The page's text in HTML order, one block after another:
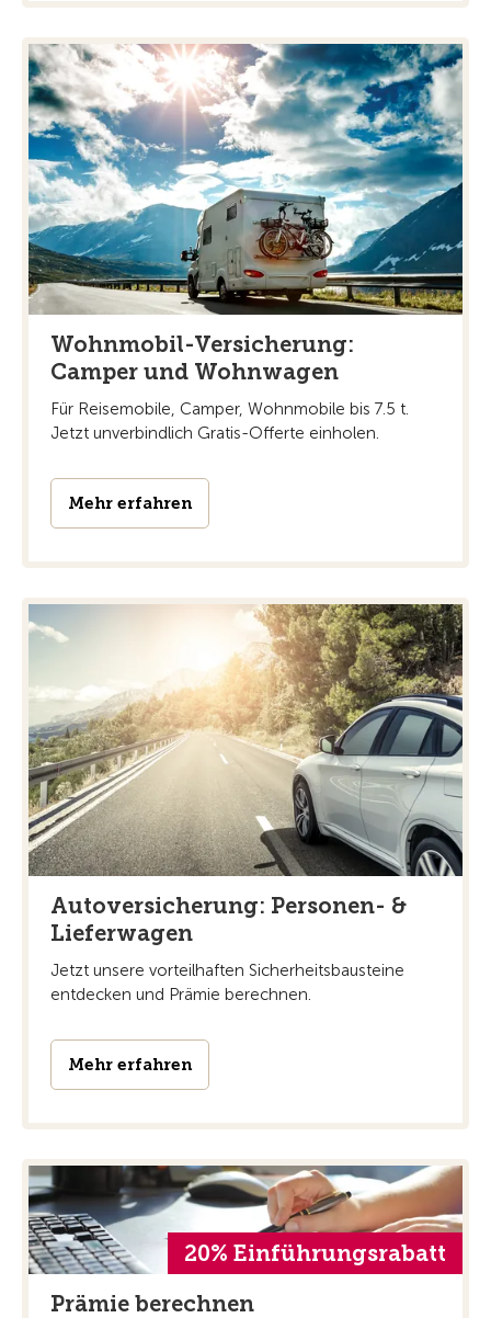
Wohnmobil-Versicherung:
Camper und Wohnwagen
Für Reisemobile, Camper, Wohnmobile bis 7.5 t.
Jetzt unverbindlich Gratis-Offerte einholen.
Mehr erfahren
Autoversicherung: Personen- &
Lieferwagen
Jetzt unsere vorteilhaften Sicherheitsbausteine
entdecken und Prämie berechnen.
Mehr erfahren
20% Einführungsrabatt
Prämie berechnen